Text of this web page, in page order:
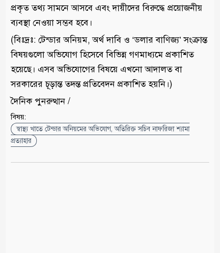
প্রকৃত তথ্য সামনে আসবে এবং দায়ীদের বিরুদ্ধে প্রয়োজনীয়
ব্যবস্থা নেওয়া সম্ভব হবে।
(বিঃদ্রঃ: টেন্ডার অনিয়ম, অর্থ দাবি ও ‘ডলার বাণিজ্য’ সংক্রান্ত
বিষয়গুলো অভিযোগ হিসেবে বিভিন্ন গণমাধ্যমে প্রকাশিত
হয়েছে। এসব অভিযোগের বিষয়ে এখনো আদালত বা
সরকারের চূড়ান্ত তদন্ত প্রতিবেদন প্রকাশিত হয়নি।)
দৈনিক পুনরুত্থান /
বিষয়:
স্বাস্থ্য খাতে টেন্ডার অনিয়মের অভিযোগ, অতিরিক্ত সচিব নাফরিজা শ্যামা
প্রত্যাহার